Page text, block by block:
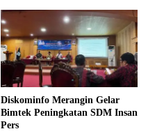
Diskominfo Merangin Gelar
Bimtek Peningkatan SDM Insan
Pers